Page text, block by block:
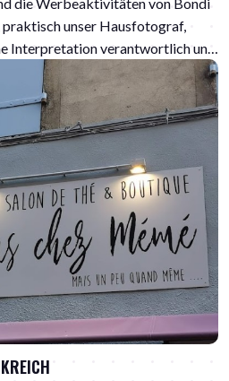
unser Hausfotograf,
Interpretation verantwortlich und
professionelles Model. Sam
der neuen Verpackung von Bondi
ersten Eindruck haben wir bereits
Zum Beispiel die neue 250-
auf der Heidi und Josie aus